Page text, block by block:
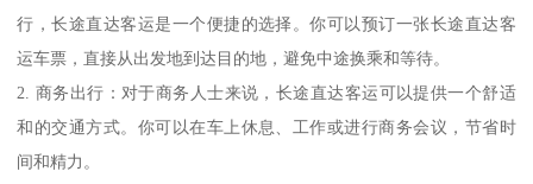
行，长途直达客运是一个便捷的选择。你可以预订一张长途直达客
运车票，直接从出发地到达目的地，避免中途换乘和等待。
2. 商务出行：对于商务人士来说，长途直达客运可以提供一个舒适
和的交通方式。你可以在车上休息、工作或进行商务会议，节省时
间和精力。